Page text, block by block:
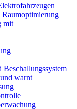
Raumoptimierung
mit
Beschallungssystem
warnt